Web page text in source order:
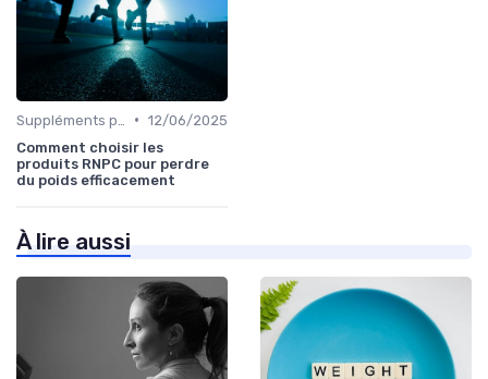
• 12/06/2025
Comment choisir les
produits RNPC pour perdre
du poids efficacement
À lire aussi